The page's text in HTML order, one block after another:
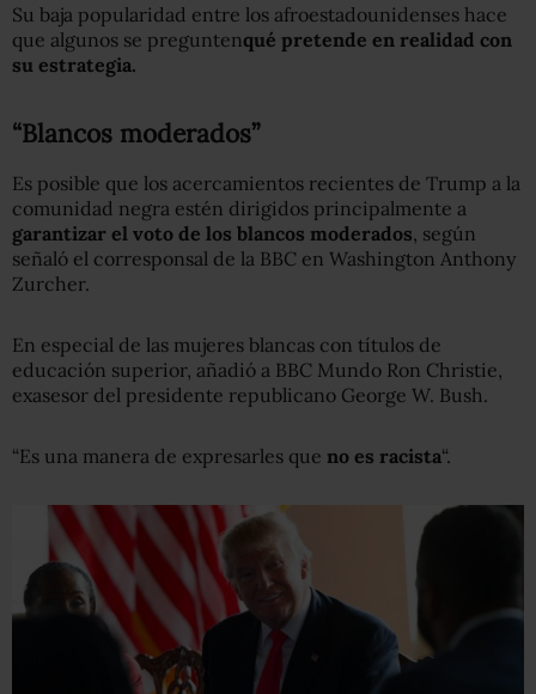
Su baja popularidad entre los afroestadounidenses hace
que algunos se preguntenqué pretende en realidad con
su estrategia.
“Blancos moderados”
Es posible que los acercamientos recientes de Trump a la
comunidad negra estén dirigidos principalmente a
garantizar el voto de los blancos moderados , según
señaló el corresponsal de la BBC en Washington Anthony
Zurcher.
En especial de las mujeres blancas con títulos de
educación superior, añadió a BBC Mundo Ron Christie,
exasesor del presidente republicano George W. Bush.
“Es una manera de expresarles que no es racista“.